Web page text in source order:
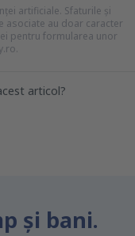
artificiale. Sfaturile și
asociate au doar caracter
pentru formularea unor
articol?
și bani.